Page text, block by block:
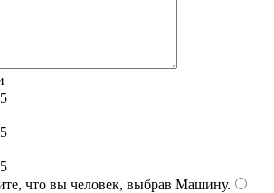
5
5
5
что вы человек, выбрав Машину.